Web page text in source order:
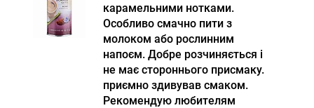
карамельними нотками.
Особливо смачно пити з
молоком або рослинним
напоєм. Добре розчиняється і
не має стороннього присмаку.
приємно здивував смаком.
Рекомендую любителям